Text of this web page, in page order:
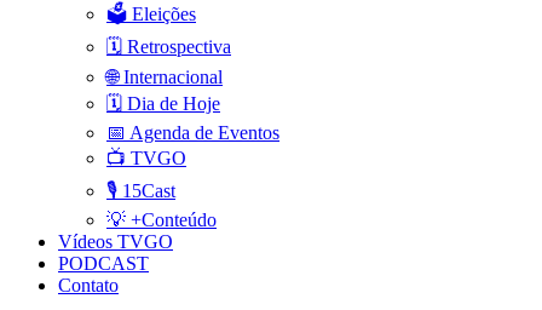
🗳️ Eleições
🗓️ Retrospectiva
🌐 Internacional
🗓️ Dia de Hoje
📅 Agenda de Eventos
📺 TVGO
🎙️ 15Cast
💡 +Conteúdo
Vídeos TVGO
PODCAST
Contato